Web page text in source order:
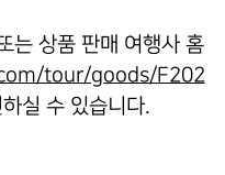
는 상품 판매 여행사 홈
tour/goods/F202
실 수 있습니다.